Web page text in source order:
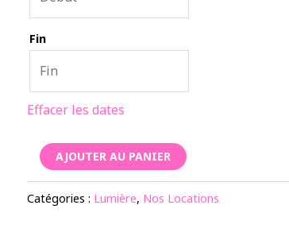
Fin
Effacer les dates
quantité
Machine
AJOUTER AU PANIER
Catégories : Lumière, Nos Locations